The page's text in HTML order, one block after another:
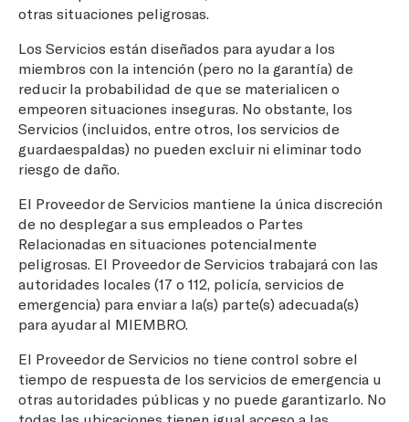
otras situaciones peligrosas.
Los Servicios están diseñados para ayudar a los
miembros con la intención (pero no la garantía) de
reducir la probabilidad de que se materialicen o
empeoren situaciones inseguras. No obstante, los
Servicios (incluidos, entre otros, los servicios de
guardaespaldas) no pueden excluir ni eliminar todo
riesgo de daño.
El Proveedor de Servicios mantiene la única discreción
de no desplegar a sus empleados o Partes
Relacionadas en situaciones potencialmente
peligrosas. El Proveedor de Servicios trabajará con las
autoridades locales (17 o 112, policía, servicios de
emergencia) para enviar a la(s) parte(s) adecuada(s)
para ayudar al MIEMBRO.
El Proveedor de Servicios no tiene control sobre el
tiempo de respuesta de los servicios de emergencia u
otras autoridades públicas y no puede garantizarlo. No